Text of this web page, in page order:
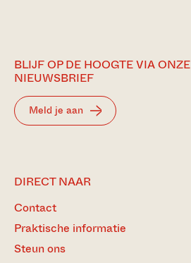
BLIJF OP DE HOOGTE VIA ONZE
NIEUWSBRIEF
Meld je aan
DIRECT NAAR
Contact
Praktische informatie
Steun ons